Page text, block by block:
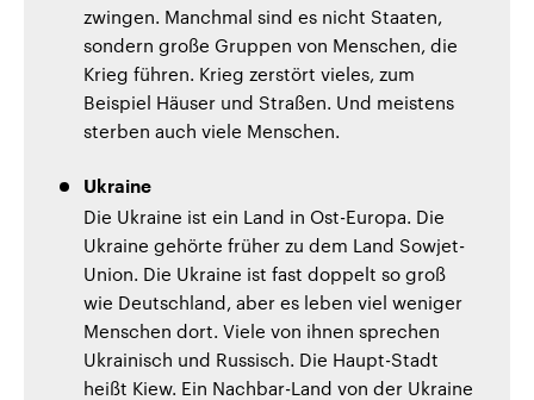
zwingen. Manchmal sind es nicht Staaten,
sondern große Gruppen von Menschen, die
Krieg führen. Krieg zerstört vieles, zum
Beispiel Häuser und Straßen. Und meistens
sterben auch viele Menschen.
Ukraine
Die Ukraine ist ein Land in Ost-Europa. Die
Ukraine gehörte früher zu dem Land Sowjet-
Union. Die Ukraine ist fast doppelt so groß
wie Deutschland, aber es leben viel weniger
Menschen dort. Viele von ihnen sprechen
Ukrainisch und Russisch. Die Haupt-Stadt
heißt Kiew. Ein Nachbar-Land von der Ukraine